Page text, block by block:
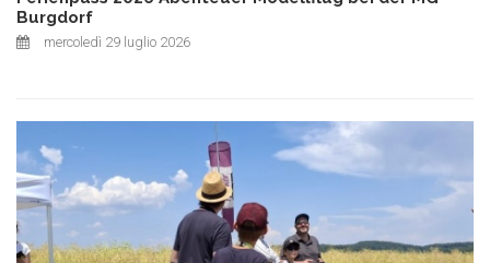
Burgdorf
mercoledì 29 luglio 2026